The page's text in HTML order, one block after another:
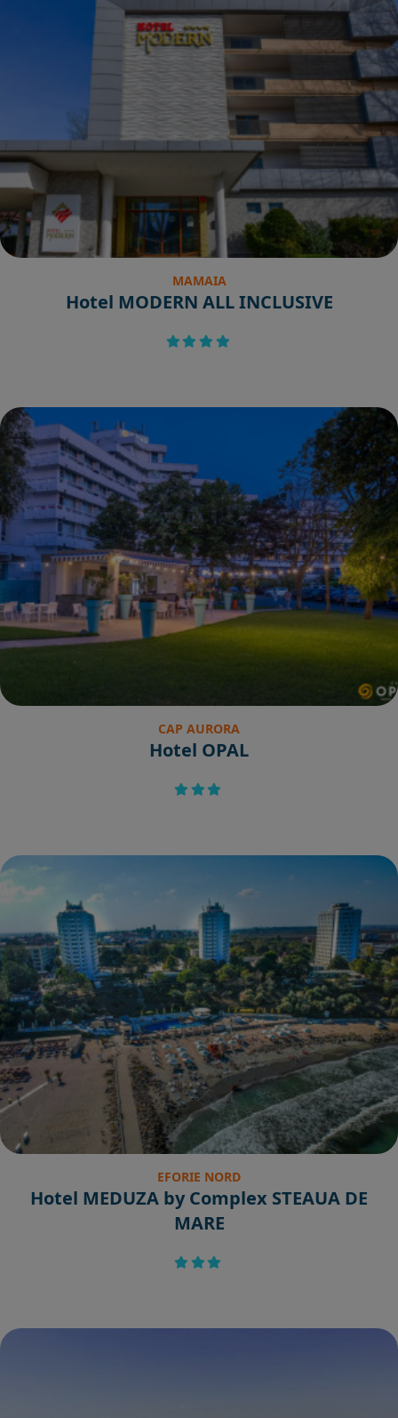
MAMAIA
Hotel MODERN ALL INCLUSIVE
CAP AURORA
Hotel OPAL
EFORIE NORD
Hotel MEDUZA by Complex STEAUA DE
MARE